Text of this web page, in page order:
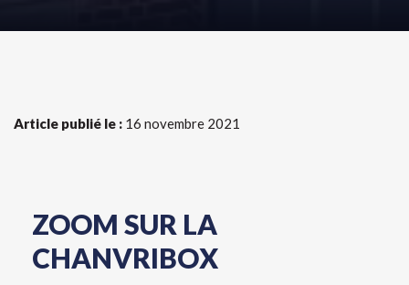
Article publié le : 16 novembre 2021
ZOOM SUR LA
CHANVRIBOX